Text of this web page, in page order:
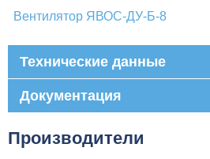
Вентилятор ЯВОС-ДУ-Б-8
Технические данные
Документация
Производители